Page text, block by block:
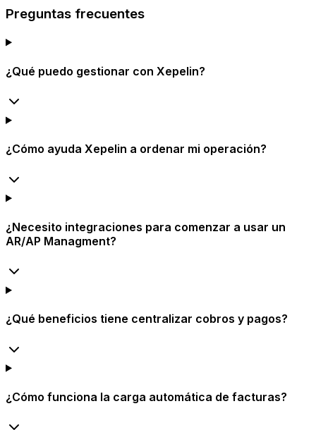
Preguntas frecuentes
¿Qué puedo gestionar con Xepelin?
¿Cómo ayuda Xepelin a ordenar mi operación?
¿Necesito integraciones para comenzar a usar un
AR/AP Managment?
¿Qué beneficios tiene centralizar cobros y pagos?
¿Cómo funciona la carga automática de facturas?